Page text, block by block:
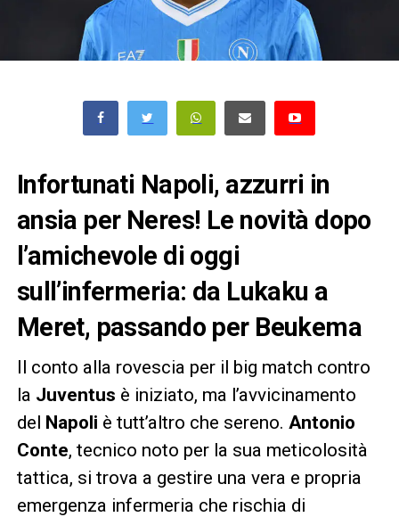
Infortunati Napoli, azzurri in
ansia per Neres! Le novità dopo
l’amichevole di oggi
sull’infermeria: da Lukaku a
Meret, passando per Beukema
Il conto alla rovescia per il big match contro
la Juventus è iniziato, ma l’avvicinamento
del Napoli è tutt’altro che sereno. Antonio
Conte, tecnico noto per la sua meticolosità
tattica, si trova a gestire una vera e propria
emergenza infermeria che rischia di